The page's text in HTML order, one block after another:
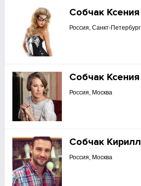
Собчак Ксения
Россия, Санкт-Петербург
Собчак Ксения
Россия, Москва
Собчак Кирилл
Россия, Москва